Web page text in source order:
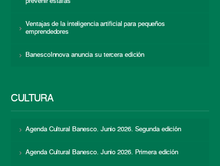
Ventajas de la inteligencia artificial para pequeños
emprendedores
BanescoInnova anuncia su tercera edición
CULTURA
Agenda Cultural Banesco. Junio 2026. Segunda edición
Agenda Cultural Banesco. Junio 2026. Primera edición